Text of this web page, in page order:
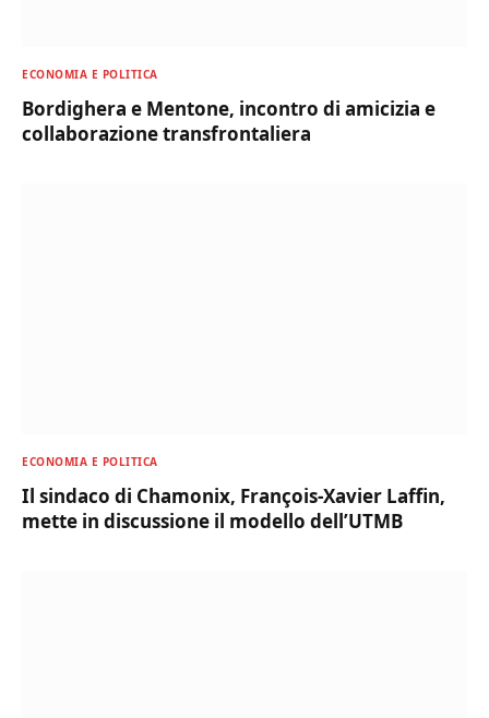
ECONOMIA E POLITICA
Bordighera e Mentone, incontro di amicizia e
collaborazione transfrontaliera
ECONOMIA E POLITICA
Il sindaco di Chamonix, François-Xavier Laffin,
mette in discussione il modello dell’UTMB